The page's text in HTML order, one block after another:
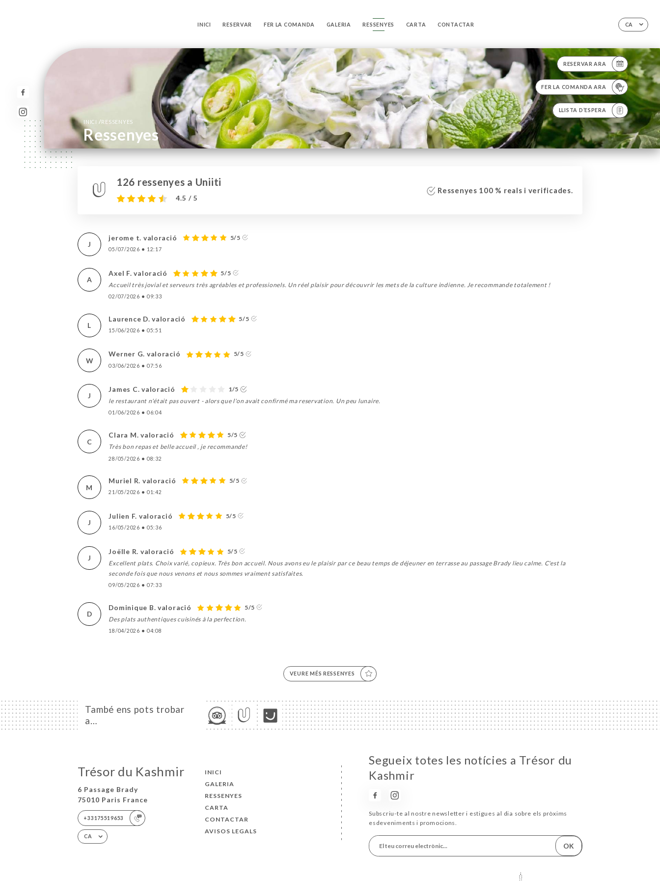
CA
INICI RESERVAR FER LA COMANDA GALERIA RESSENYES CARTA CONTACTAR
RESERVAR ARA
FER LA COMANDA ARA
LLISTA D’ESPERA
INICI /RESSENYES
Ressenyes
126 ressenyes a Uniiti
4.5 / 5
Ressenyes 100 % reals i verificades.
J
jerome t. valoració 5/5
05/07/2026 • 12:17
A
Axel F. valoració
5/5
Accueil très jovial et serveurs très agréables et professionels. Un réel plaisir pour découvrir les mets de la culture indienne. Je recommande totalement !
02/07/2026 • 09:33
L
Laurence D. valoració 5/5
15/06/2026 • 05:51
W
Werner G. valoració 5/5
03/06/2026 • 07:56
J
James C. valoració
1/5
le restaurant n'était pas ouvert - alors que l'on avait confirmé ma reservation. Un peu lunaire.
01/06/2026 • 06:04
C
Clara M. valoració
5/5
Très bon repas et belle accueil , je recommande!
28/05/2026 • 08:32
M
Muriel R. valoració 5/5
21/05/2026 • 01:42
J
Julien F. valoració 5/5
16/05/2026 • 05:36
J
Joëlle R. valoració
5/5
Excellent plats. Choix varié, copieux. Très bon accueil. Nous avons eu le plaisir par ce beau temps de déjeuner en terrasse au passage Brady lieu calme. C'est la
seconde fois que nous venons et nous sommes vraiment satisfaites.
09/05/2026 • 07:33
D
Dominique B. valoració
5/5
Des plats authentiques cuisinés à la perfection.
18/04/2026 • 04:08
VEURE MÉS RESSENYES
També ens pots trobar
a…
Trésor du Kashmir
6 Passage Brady
75010 Paris France
+33175519653
CA
INICI
GALERIA
RESSENYES
CARTA
CONTACTAR
AVISOS LEGALS
Segueix totes les notícies a Trésor du
Kashmir
Subscriu-te al nostre newsletter i estigues al dia sobre els pròxims
esdeveniments i promocions.
OK